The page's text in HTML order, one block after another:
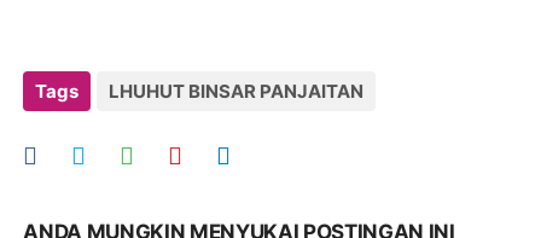
Tags LHUHUT BINSAR PANJAITAN
ANDA MUNGKIN MENYUKAI POSTINGAN INI